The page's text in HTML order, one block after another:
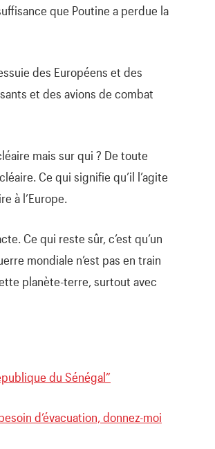
que Poutine a perdue la
des Européens et des
et des avions de combat
mais sur qui ? De toute
Ce qui signifie qu’il l’agite
à l’Europe.
Ce qui reste sûr, c’est qu’un
mondiale n’est pas en train
planète-terre, surtout avec
du Sénégal”
d’évacuation, donnez-moi